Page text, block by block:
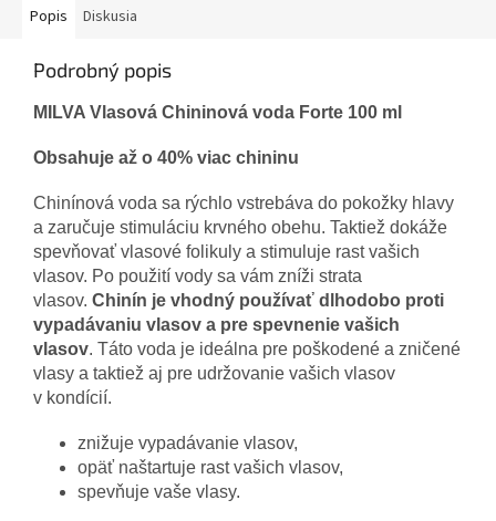
Popis Diskusia
Podrobný popis
MILVA Vlasová Chininová voda Forte 100 ml
Obsahuje až o 40% viac chininu
Chinínová voda sa rýchlo vstrebáva do pokožky hlavy
a zaručuje stimuláciu krvného obehu. Taktiež dokáže
spevňovať vlasové folikuly a stimuluje rast vašich
vlasov. Po použití vody sa vám zníži strata
vlasov. Chinín je vhodný používať dlhodobo proti
vypadávaniu vlasov a pre spevnenie vašich
vlasov. Táto voda je ideálna pre poškodené a zničené
vlasy a taktiež aj pre udržovanie vašich vlasov
v kondícií.
znižuje vypadávanie vlasov,
opäť naštartuje rast vašich vlasov,
spevňuje vaše vlasy.